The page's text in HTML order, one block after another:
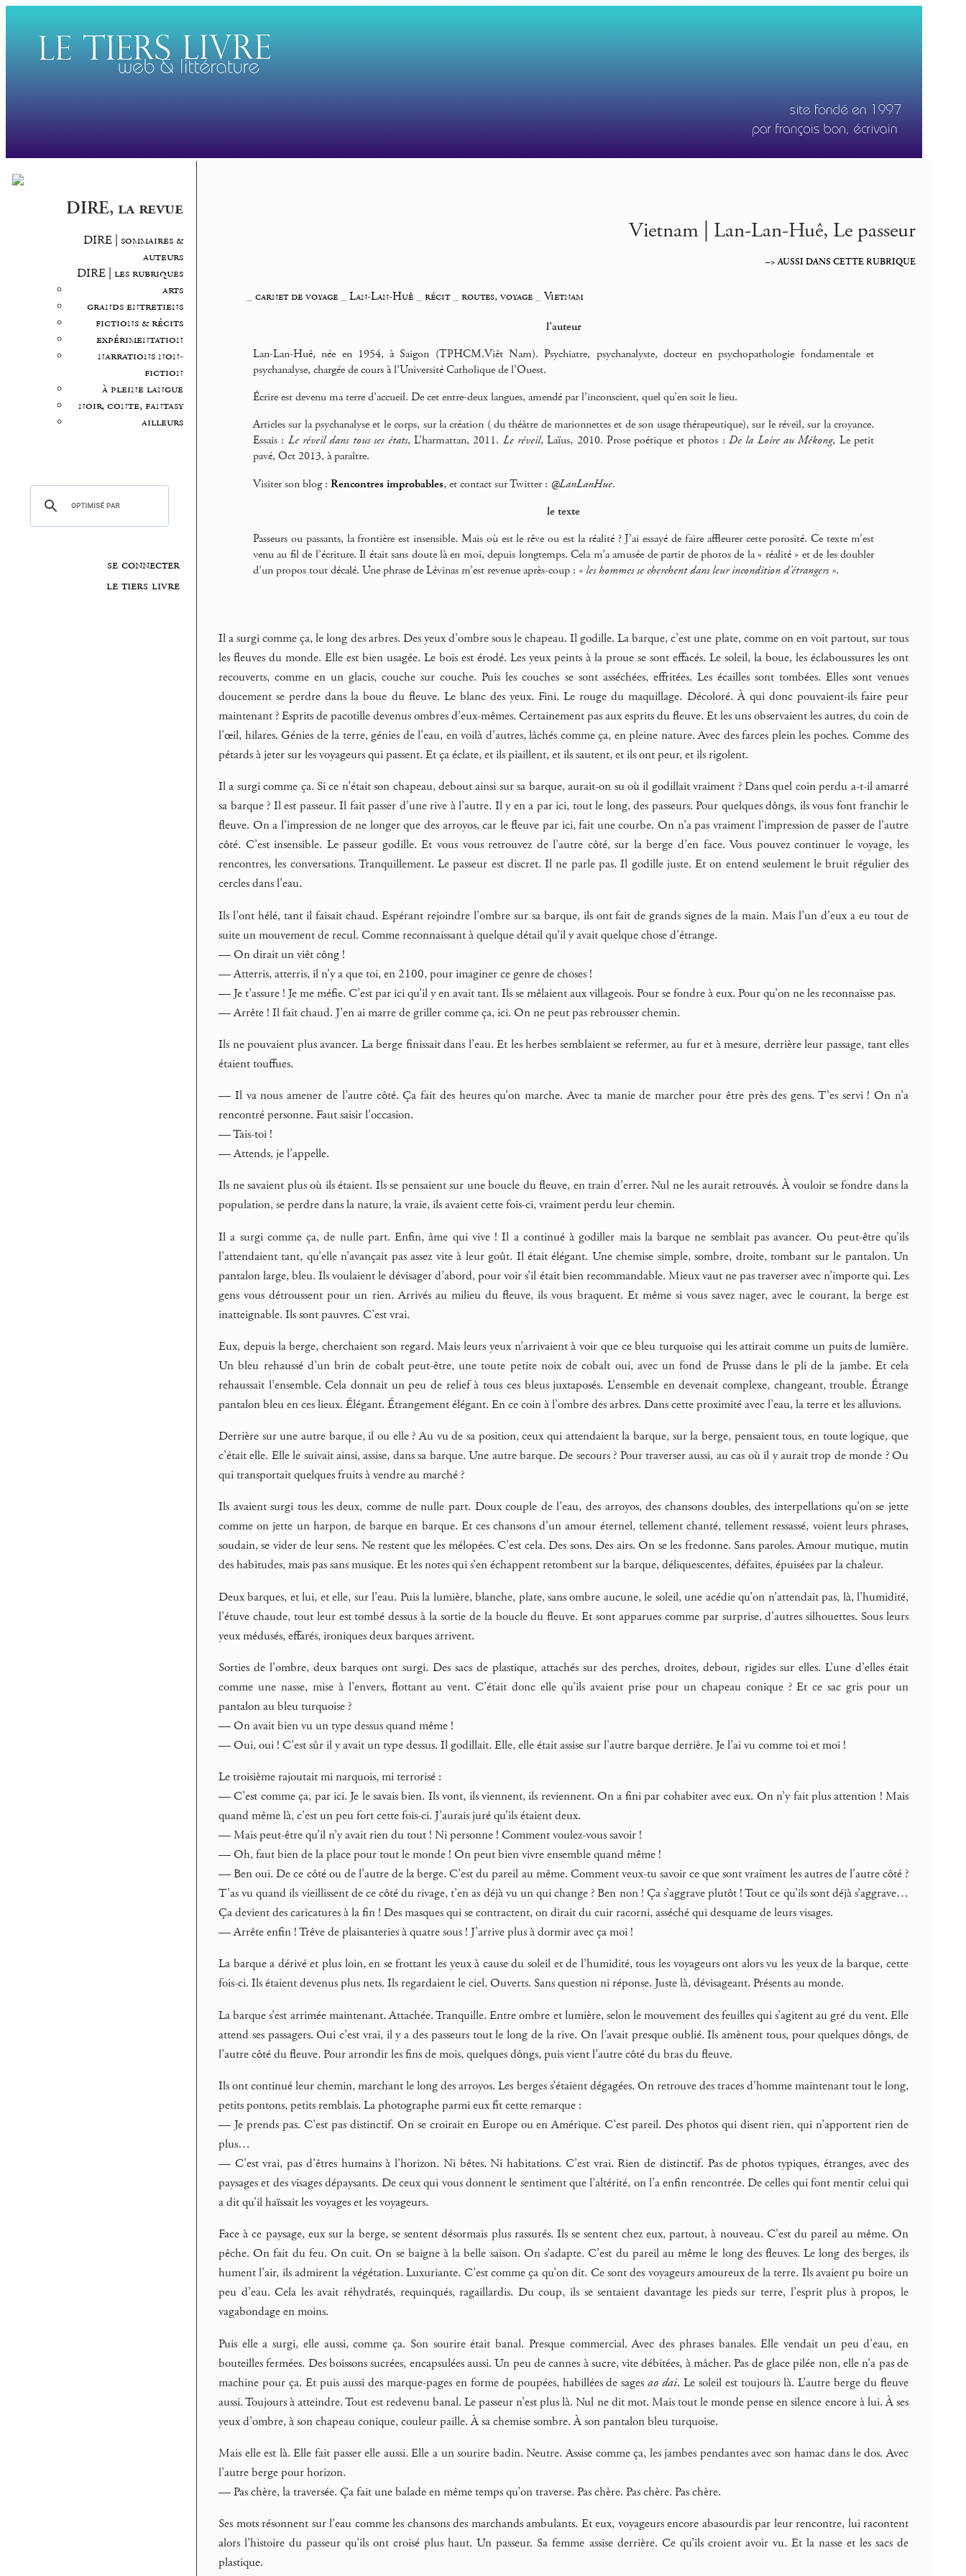
DIRE, la revue
DIRE | sommaires &
auteurs
DIRE | les rubriques
arts
grands entretiens
fictions & récits
expérimentation
narrations non-
fiction
à pleine langue
noir, conte, fantasy
ailleurs
se connecter
le tiers livre
Vietnam | Lan-Lan-Huê, Le passeur
–> AUSSI DANS CETTE RUBRIQUE
_carnet de voyage _Lan-Lan-Huê _récit_routes, voyage _Vietnam
l’auteur
Lan-Lan-Huê, née en 1954, à Saigon (TPHCM.Viêt Nam). Psychiatre, psychanalyste, docteur en psychopathologie fondamentale et
psychanalyse, chargée de cours à l’Université Catholique de l’Ouest.
Écrire est devenu ma terre d’accueil. De cet entre-deux langues, amendé par l’inconscient, quel qu’en soit le lieu.
Articles sur la psychanalyse et le corps, sur la création ( du théâtre de marionnettes et de son usage thérapeutique), sur le réveil, sur la croyance.
Essais : Le réveil dans tous ses états, L’harmattan, 2011. Le réveil, Laïus, 2010. Prose poétique et photos : De la Loire au Mékong, Le petit
pavé, Oct 2013, à paraître.
Visiter son blog : Rencontres improbables, et contact sur Twitter : @LanLanHue.
le texte
Passeurs ou passants, la frontière est insensible. Mais où est le rêve ou est la réalité ? J’ai essayé de faire affleurer cette porosité. Ce texte m’est
venu au fil de l’écriture. Il était sans doute là en moi, depuis longtemps. Cela m’a amusée de partir de photos de la « réalité » et de les doubler
d’un propos tout décalé. Une phrase de Lévinas m’est revenue après-coup : « les hommes se cherchent dans leur incondition d’étrangers ».
Il a surgi comme ça, le long des arbres. Des yeux d’ombre sous le chapeau. Il godille. La barque, c’est une plate, comme on en voit partout, sur tous
les fleuves du monde. Elle est bien usagée. Le bois est érodé. Les yeux peints à la proue se sont effacés. Le soleil, la boue, les éclaboussures les ont
recouverts, comme en un glacis, couche sur couche. Puis les couches se sont asséchées, effritées. Les écailles sont tombées. Elles sont venues
doucement se perdre dans la boue du fleuve. Le blanc des yeux. Fini. Le rouge du maquillage. Décoloré. À qui donc pouvaient-ils faire peur
maintenant ? Esprits de pacotille devenus ombres d’eux-mêmes. Certainement pas aux esprits du fleuve. Et les uns observaient les autres, du coin de
l’œil, hilares. Génies de la terre, génies de l’eau, en voilà d’autres, lâchés comme ça, en pleine nature. Avec des farces plein les poches. Comme des
pétards à jeter sur les voyageurs qui passent. Et ça éclate, et ils piaillent, et ils sautent, et ils ont peur, et ils rigolent.
Il a surgi comme ça. Si ce n’était son chapeau, debout ainsi sur sa barque, aurait-on su où il godillait vraiment ? Dans quel coin perdu a-t-il amarré
sa barque ? Il est passeur. Il fait passer d’une rive à l’autre. Il y en a par ici, tout le long, des passeurs. Pour quelques dôngs, ils vous font franchir le
fleuve. On a l’impression de ne longer que des arroyos, car le fleuve par ici, fait une courbe. On n’a pas vraiment l’impression de passer de l’autre
côté. C’est insensible. Le passeur godille. Et vous vous retrouvez de l’autre côté, sur la berge d’en face. Vous pouvez continuer le voyage, les
rencontres, les conversations. Tranquillement. Le passeur est discret. Il ne parle pas. Il godille juste. Et on entend seulement le bruit régulier des
cercles dans l’eau.
Ils l’ont hélé, tant il faisait chaud. Espérant rejoindre l’ombre sur sa barque, ils ont fait de grands signes de la main. Mais l’un d’eux a eu tout de
suite un mouvement de recul. Comme reconnaissant à quelque détail qu’il y avait quelque chose d’étrange.
— On dirait un viêt công !
— Atterris, atterris, il n’y a que toi, en 2100, pour imaginer ce genre de choses !
— Je t’assure ! Je me méfie. C’est par ici qu’il y en avait tant. Ils se mêlaient aux villageois. Pour se fondre à eux. Pour qu’on ne les reconnaisse pas.
— Arrête ! Il fait chaud. J’en ai marre de griller comme ça, ici. On ne peut pas rebrousser chemin.
Ils ne pouvaient plus avancer. La berge finissait dans l’eau. Et les herbes semblaient se refermer, au fur et à mesure, derrière leur passage, tant elles
étaient touffues.
— Il va nous amener de l’autre côté. Ça fait des heures qu’on marche. Avec ta manie de marcher pour être près des gens. T’es servi ! On n’a
rencontré personne. Faut saisir l’occasion.
— Tais-toi !
— Attends, je l’appelle.
Ils ne savaient plus où ils étaient. Ils se pensaient sur une boucle du fleuve, en train d’errer. Nul ne les aurait retrouvés. À vouloir se fondre dans la
population, se perdre dans la nature, la vraie, ils avaient cette fois-ci, vraiment perdu leur chemin.
Il a surgi comme ça, de nulle part. Enfin, âme qui vive ! Il a continué à godiller mais la barque ne semblait pas avancer. Ou peut-être qu’ils
l’attendaient tant, qu’elle n’avançait pas assez vite à leur goût. Il était élégant. Une chemise simple, sombre, droite, tombant sur le pantalon. Un
pantalon large, bleu. Ils voulaient le dévisager d’abord, pour voir s’il était bien recommandable. Mieux vaut ne pas traverser avec n’importe qui. Les
gens vous détroussent pour un rien. Arrivés au milieu du fleuve, ils vous braquent. Et même si vous savez nager, avec le courant, la berge est
inatteignable. Ils sont pauvres. C’est vrai.
Eux, depuis la berge, cherchaient son regard. Mais leurs yeux n’arrivaient à voir que ce bleu turquoise qui les attirait comme un puits de lumière.
Un bleu rehaussé d’un brin de cobalt peut-être, une toute petite noix de cobalt oui, avec un fond de Prusse dans le pli de la jambe. Et cela
rehaussait l’ensemble. Cela donnait un peu de relief à tous ces bleus juxtaposés. L’ensemble en devenait complexe, changeant, trouble. Étrange
pantalon bleu en ces lieux. Élégant. Étrangement élégant. En ce coin à l’ombre des arbres. Dans cette proximité avec l’eau, la terre et les alluvions.
Derrière sur une autre barque, il ou elle ? Au vu de sa position, ceux qui attendaient la barque, sur la berge, pensaient tous, en toute logique, que
c’était elle. Elle le suivait ainsi, assise, dans sa barque. Une autre barque. De secours ? Pour traverser aussi, au cas où il y aurait trop de monde ? Ou
qui transportait quelques fruits à vendre au marché ?
Ils avaient surgi tous les deux, comme de nulle part. Doux couple de l’eau, des arroyos, des chansons doubles, des interpellations qu’on se jette
comme on jette un harpon, de barque en barque. Et ces chansons d’un amour éternel, tellement chanté, tellement ressassé, voient leurs phrases,
soudain, se vider de leur sens. Ne restent que les mélopées. C’est cela. Des sons. Des airs. On se les fredonne. Sans paroles. Amour mutique, mutin
des habitudes, mais pas sans musique. Et les notes qui s’en échappent retombent sur la barque, déliquescentes, défaites, épuisées par la chaleur.
Deux barques, et lui, et elle, sur l’eau. Puis la lumière, blanche, plate, sans ombre aucune, le soleil, une acédie qu’on n’attendait pas, là, l’humidité,
l’étuve chaude, tout leur est tombé dessus à la sortie de la boucle du fleuve. Et sont apparues comme par surprise, d’autres silhouettes. Sous leurs
yeux médusés, effarés, ironiques deux barques arrivent.
Sorties de l’ombre, deux barques ont surgi. Des sacs de plastique, attachés sur des perches, droites, debout, rigides sur elles. L’une d’elles était
comme une nasse, mise à l’envers, flottant au vent. C’était donc elle qu’ils avaient prise pour un chapeau conique ? Et ce sac gris pour un
pantalon au bleu turquoise ?
— On avait bien vu un type dessus quand même !
— Oui, oui ! C’est sûr il y avait un type dessus. Il godillait. Elle, elle était assise sur l’autre barque derrière. Je l’ai vu comme toi et moi !
Le troisième rajoutait mi narquois, mi terrorisé :
— C’est comme ça, par ici. Je le savais bien. Ils vont, ils viennent, ils reviennent. On a fini par cohabiter avec eux. On n’y fait plus attention ! Mais
quand même là, c’est un peu fort cette fois-ci. J’aurais juré qu’ils étaient deux.
— Mais peut-être qu’il n’y avait rien du tout ! Ni personne ! Comment voulez-vous savoir !
— Oh, faut bien de la place pour tout le monde ! On peut bien vivre ensemble quand même !
— Ben oui. De ce côté ou de l’autre de la berge. C’est du pareil au même. Comment veux-tu savoir ce que sont vraiment les autres de l’autre côté ?
T’as vu quand ils vieillissent de ce côté du rivage, t’en as déjà vu un qui change ? Ben non ! Ça s’aggrave plutôt ! Tout ce qu’ils sont déjà s’aggrave…
Ça devient des caricatures à la fin ! Des masques qui se contractent, on dirait du cuir racorni, asséché qui desquame de leurs visages.
— Arrête enfin ! Trêve de plaisanteries à quatre sous ! J’arrive plus à dormir avec ça moi !
La barque a dérivé et plus loin, en se frottant les yeux à cause du soleil et de l’humidité, tous les voyageurs ont alors vu les yeux de la barque, cette
fois-ci. Ils étaient devenus plus nets. Ils regardaient le ciel. Ouverts. Sans question ni réponse. Juste là, dévisageant. Présents au monde.
La barque s’est arrimée maintenant. Attachée. Tranquille. Entre ombre et lumière, selon le mouvement des feuilles qui s’agitent au gré du vent. Elle
attend ses passagers. Oui c’est vrai, il y a des passeurs tout le long de la rive. On l’avait presque oublié. Ils amènent tous, pour quelques dôngs, de
l’autre côté du fleuve. Pour arrondir les fins de mois, quelques dôngs, puis vient l’autre côté du bras du fleuve.
Ils ont continué leur chemin, marchant le long des arroyos. Les berges s’étaient dégagées. On retrouve des traces d’homme maintenant tout le long,
petits pontons, petits remblais. La photographe parmi eux fit cette remarque :
— Je prends pas. C’est pas distinctif. On se croirait en Europe ou en Amérique. C’est pareil. Des photos qui disent rien, qui n’apportent rien de
plus…
— C’est vrai, pas d’êtres humains à l’horizon. Ni bêtes. Ni habitations. C’est vrai. Rien de distinctif. Pas de photos typiques, étranges, avec des
paysages et des visages dépaysants. De ceux qui vous donnent le sentiment que l’altérité, on l’a enfin rencontrée. De celles qui font mentir celui qui
a dit qu’il haïssait les voyages et les voyageurs.
Face à ce paysage, eux sur la berge, se sentent désormais plus rassurés. Ils se sentent chez eux, partout, à nouveau. C’est du pareil au même. On
pêche. On fait du feu. On cuit. On se baigne à la belle saison. On s’adapte. C’est du pareil au même le long des fleuves. Le long des berges, ils
hument l’air, ils admirent la végétation. Luxuriante. C’est comme ça qu’on dit. Ce sont des voyageurs amoureux de la terre. Ils avaient pu boire un
peu d’eau. Cela les avait réhydratés, requinqués, ragaillardis. Du coup, ils se sentaient davantage les pieds sur terre, l’esprit plus à propos, le
vagabondage en moins.
Puis elle a surgi, elle aussi, comme ça. Son sourire était banal. Presque commercial. Avec des phrases banales. Elle vendait un peu d’eau, en
bouteilles fermées. Des boissons sucrées, encapsulées aussi. Un peu de cannes à sucre, vite débitées, à mâcher. Pas de glace pilée non, elle n’a pas de
machine pour ça. Et puis aussi des marque-pages en forme de poupées, habillées de sagesao dai. Le soleil est toujours là. L’autre berge du fleuve
aussi. Toujours à atteindre. Tout est redevenu banal. Le passeur n’est plus là. Nul ne dit mot. Mais tout le monde pense en silence encore à lui. À ses
yeux d’ombre, à son chapeau conique, couleur paille. À sa chemise sombre. À son pantalon bleu turquoise.
Mais elle est là. Elle fait passer elle aussi. Elle a un sourire badin. Neutre. Assise comme ça, les jambes pendantes avec son hamac dans le dos. Avec
l’autre berge pour horizon.
— Pas chère, la traversée. Ça fait une balade en même temps qu’on traverse. Pas chère. Pas chère. Pas chère.
Ses mots résonnent sur l’eau comme les chansons des marchands ambulants. Et eux, voyageurs encore abasourdis par leur rencontre, lui racontent
alors l’histoire du passeur qu’ils ont croisé plus haut. Un passeur. Sa femme assise derrière. Ce qu’ils croient avoir vu. Et la nasse et les sacs de
plastique.